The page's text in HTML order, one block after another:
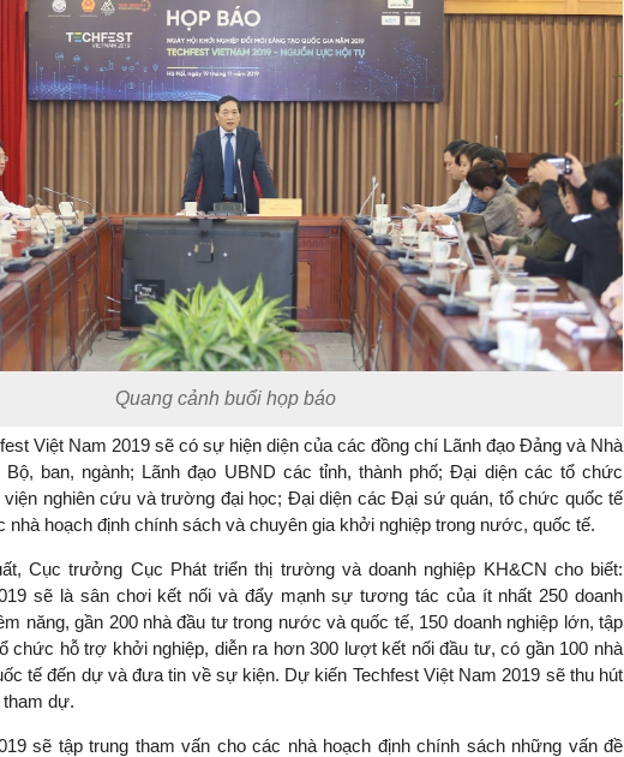
Quang cảnh buổi họp báo
Việt Nam 2019 sẽ có sự hiện diện của các đồng chí Lãnh đạo Đảng và Nhà
ban, ngành; Lãnh đạo UBND các tỉnh, thành phố; Đại diện các tổ chức
nghiên cứu và trường đại học; Đại diện các Đại sứ quán, tổ chức quốc tế
nhà hoạch định chính sách và chuyên gia khởi nghiệp trong nước, quốc tế.
Cục trưởng Cục Phát triển thị trường và doanh nghiệp KH&CN cho biết:
sẽ là sân chơi kết nối và đẩy mạnh sự tương tác của ít nhất 250 doanh
năng, gần 200 nhà đầu tư trong nước và quốc tế, 150 doanh nghiệp lớn, tập
chức hỗ trợ khởi nghiệp, diễn ra hơn 300 lượt kết nối đầu tư, có gần 100 nhà
tế đến dự và đưa tin về sự kiện. Dự kiến Techfest Việt Nam 2019 sẽ thu hút
dự.
sẽ tập trung tham vấn cho các nhà hoạch định chính sách những vấn đề